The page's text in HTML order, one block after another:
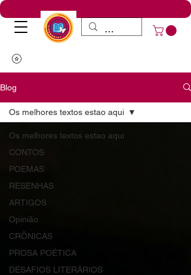
Blog
Os melhores textos estao aqui
CONTOS
POEMAS
RESENHAS
ARTIGOS
Opinião
CRÔNICAS
PROSA POÉTICA
DESAFIOS LITERÁRIOS
Os melhores textos estao aqui